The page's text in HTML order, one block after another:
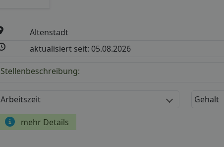
Altenstadt
aktualisiert seit: 05.08.2026
Stellenbeschreibung:
Arbeitszeit Gehalt
mehr Details